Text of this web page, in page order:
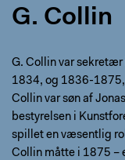
G. Collin
G. Collin var sekretær
1834, og 1836-1875,
Collin var søn af
bestyrelsen i
spillet en væsentlig
Collin måtte i 1875 –